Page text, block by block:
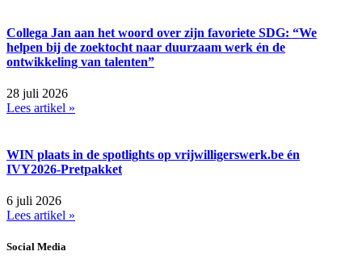
Collega Jan aan het woord over zijn favoriete SDG: “We
helpen bij de zoektocht naar duurzaam werk én de
ontwikkeling van talenten”
28 juli 2026
Lees artikel »
WIN plaats in de spotlights op vrijwilligerswerk.be én
IVY2026-Pretpakket
6 juli 2026
Lees artikel »
Social Media